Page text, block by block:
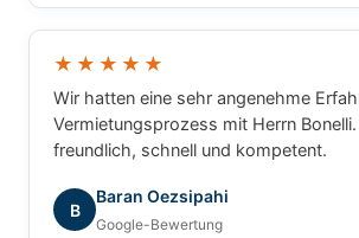
★★★★★
Wir hatten eine sehr angenehme
Vermietungsprozess mit Herrn
freundlich, schnell und kompetent.
B
Baran Oezsipahi
Google-Bewertung